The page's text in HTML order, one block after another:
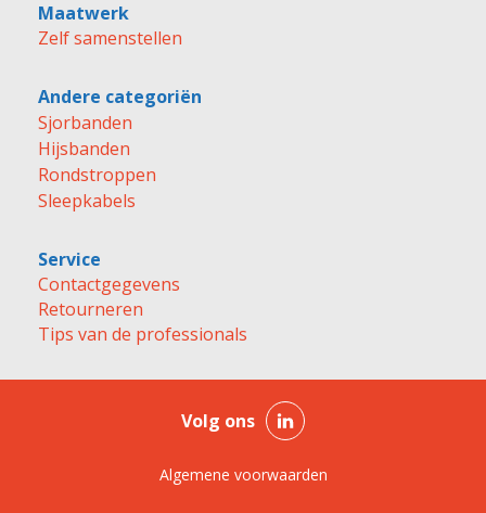
Maatwerk
Zelf samenstellen
Andere categoriën
Sjorbanden
Hijsbanden
Rondstroppen
Sleepkabels
Service
Contactgegevens
Retourneren
Tips van de professionals
Volg ons
Algemene voorwaarden